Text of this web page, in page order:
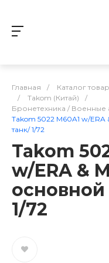
Главная / Каталог
/
Takom (Китай)
/
Бронетехника / Военные
Takom 5022 M60A1 w/
танк/ 1/72
Takom
w/ERA &
1/72